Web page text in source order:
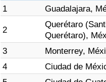
1 Guadalajara,
2
Querétaro
Querétaro),
3 Monterrey,
4
Ciudad de
Índice de Contaminación
Índice de contaminación
Índice de